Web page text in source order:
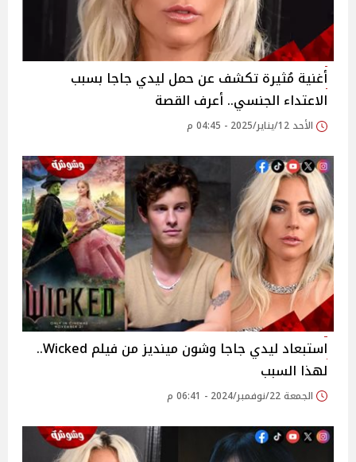
أغنية مُثيرة تكشف عن حمل ليدي جاجا بسبب
الاعتداء الجنسي.. أعرف القصة
الأحد 12/يناير/2025 - 04:45 م
استبعاد ليدي جاجا وشون مينديز من فيلم Wicked..
لهذا السبب
الجمعة 22/نوفمبر/2024 - 06:41 م